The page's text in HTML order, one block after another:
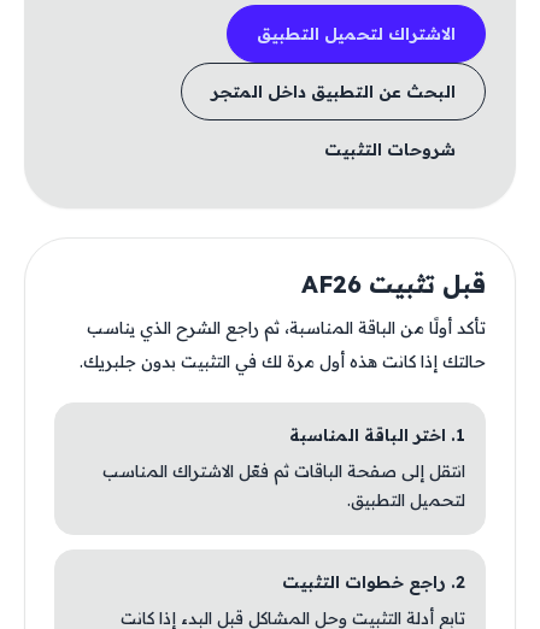
الاشتراك لتحميل التطبيق
البحث عن التطبيق داخل المتجر
شروحات التثبيت
قبل تثبيت AF26
تأكد أولًا من الباقة المناسبة، ثم راجع الشرح الذي يناسب
حالتك إذا كانت هذه أول مرة لك في التثبيت بدون جلبريك.
1. اختر الباقة المناسبة
انتقل إلى صفحة الباقات ثم فعّل الاشتراك المناسب
لتحميل التطبيق.
2. راجع خطوات التثبيت
تابع أدلة التثبيت وحل المشاكل قبل البدء إذا كانت